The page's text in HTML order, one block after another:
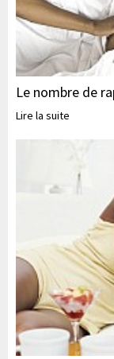
Le nombre de
Lire la suite